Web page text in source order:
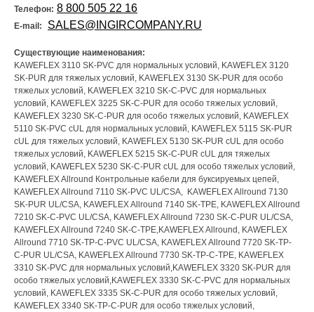
Телефон: 8 800 505 22 16
E-mail: SALES@INGIRCOMPANY.RU
Существующие наименования:
KAWEFLEX 3110 SK-PVC для нормальных условий, KAWEFLEX 3120
SK-PUR для тяжелых условий, KAWEFLEX 3130 SK-PUR для особо
тяжелых условий, KAWEFLEX 3210 SK-C-PVC для нормальных
условий, KAWEFLEX 3225 SK-C-PUR для особо тяжелых условий,
KAWEFLEX 3230 SK-C-PUR для особо тяжелых условий, KAWEFLEX
5110 SK-PVC cUL для нормальных условий, KAWEFLEX 5115 SK-PUR
cUL для тяжелых условий, KAWEFLEX 5130 SK-PUR cUL для особо
тяжелых условий, KAWEFLEX 5215 SK-C-PUR cUL для тяжелых
условий, KAWEFLEX 5230 SK-C-PUR cUL для особо тяжелых условий,
KAWEFLEX Allround Контрольные кабели для буксируемых цепей,
KAWEFLEX Allround 7110 SK-PVC UL/CSA, ​ KAWEFLEX Allround 7130
SK-PUR UL/CSA, ​KAWEFLEX Allround 7140 SK-TPE, ​KAWEFLEX Allround
7210 SK-C-PVC UL/CSA, ​KAWEFLEX Allround 7230 SK-C-PUR UL/CSA, ​
KAWEFLEX Allround 7240 SK-C-TPE,​KAWEFLEX Allround, KAWEFLEX
Allround 7710 SK-TP-C-PVC UL/CSA, ​KAWEFLEX Allround 7720 SK-TP-
C-PUR UL/CSA, ​KAWEFLEX Allround 7730 SK-TP-C-TPE, ​KAWEFLEX
3310 SK-PVC для нормальных условий,KAWEFLEX 3320 SK-PUR для
особо тяжелых условий,KAWEFLEX 3330 SK-C-PVC для нормальных
условий, KAWEFLEX 3335 SK-C-PUR для особо тяжелых условий,
KAWEFLEX 3340 SK-TP-C-PUR для особо тяжелых условий,